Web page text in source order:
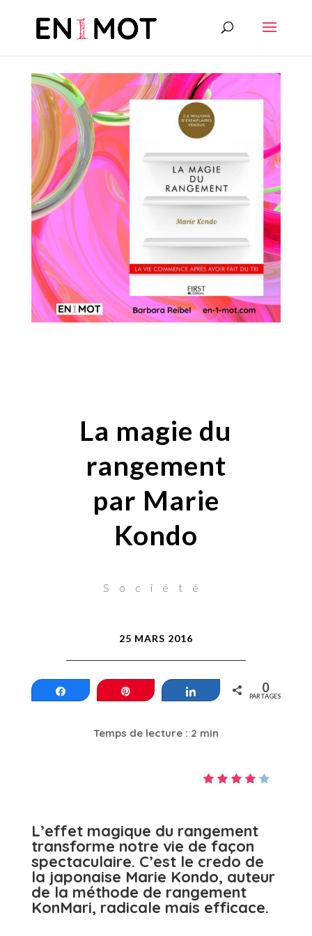
La magie du
rangement
par Marie
Kondo
Société
25 MARS 2016
Partagez Épinglez Partagez 0
PARTAGES
Temps de lecture : 2 min
L’effet magique du rangement
transforme notre vie de façon
spectaculaire. C’est le credo de
la japonaise Marie Kondo, auteur
de la méthode de rangement
KonMari, radicale mais efficace.